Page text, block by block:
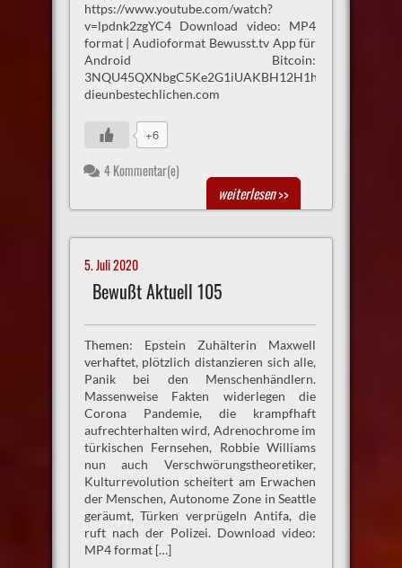
https://www.youtube.com/watch?
v=lpdnk2zgYC4 Download video: MP4
format | Audioformat Bewusst.tv App für
Android Bitcoin:
3NQU45QXNbgC5Ke2G1iUAKBH12H1h3UmAu
dieunbestechlichen.com
+6
4 Kommentar(e)
weiterlesen>>
5. Juli 2020
Bewußt Aktuell 105
Themen: Epstein Zuhälterin Maxwell
verhaftet, plötzlich distanzieren sich alle,
Panik bei den Menschenhändlern.
Massenweise Fakten widerlegen die
Corona Pandemie, die krampfhaft
aufrechterhalten wird, Adrenochrome im
türkischen Fernsehen, Robbie Williams
nun auch Verschwörungstheoretiker,
Kulturrevolution scheitert am Erwachen
der Menschen, Autonome Zone in Seattle
geräumt, Türken verprügeln Antifa, die
ruft nach der Polizei. Download video:
MP4 format […]